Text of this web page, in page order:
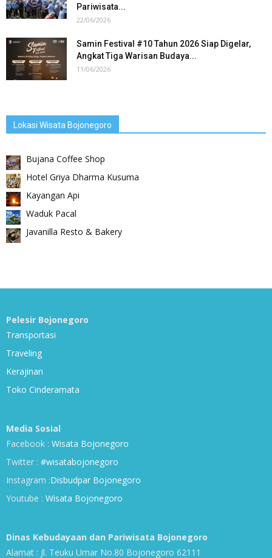
Pariwisata...
22/06/2026
Samin Festival #10 Tahun 2026 Siap Digelar,
Angkat Tiga Warisan Budaya...
11/06/2026
Lokasi Wisata Bojonegoro
Bujana Coffee Shop
Hotel Griya Dharma Kusuma
Kayangan Api
Waduk Pacal
Javanilla Resto & Bakery
Pelesir Bojonegoro
Transportasi
Traveling
Kerajinan
Toko Cinderamata
Media Sosial
Facebook : Wisata Bojonegoro
Twitter : #wisatabojonegoro
Instagram :Disbudpar Bojonegoro
Youtube : Wisata Bojonegoro
Dinas Kebudayaan dan Pariwisata Bojonegoro
Alamat : Jl. Teuku Umar No.80 Bojonegoro 62111